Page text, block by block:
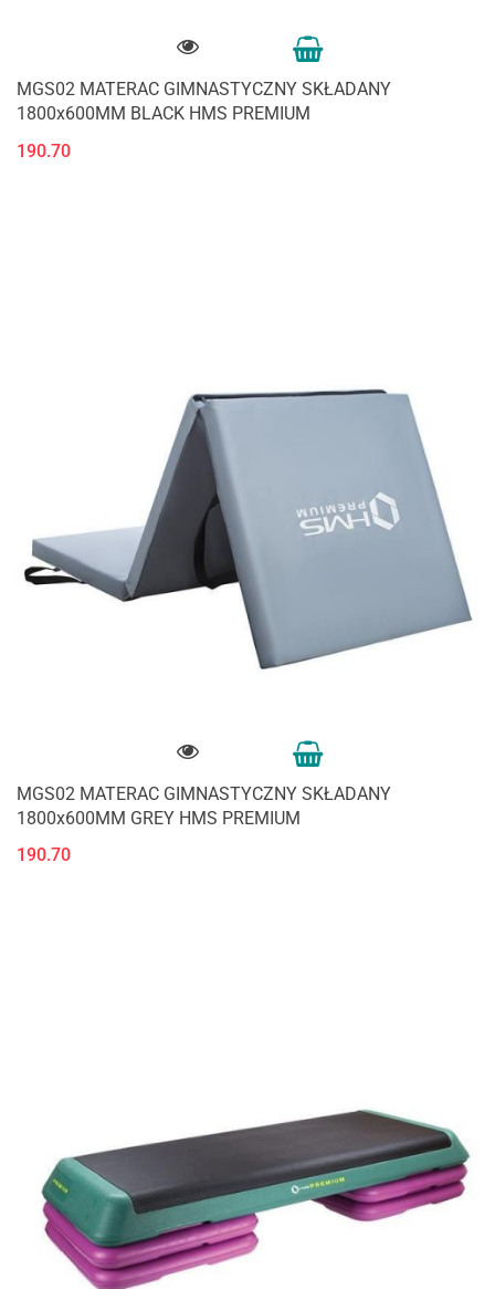
MGS02 MATERAC GIMNASTYCZNY SKŁADANY
1800x600MM BLACK HMS PREMIUM
190.70
MGS02 MATERAC GIMNASTYCZNY SKŁADANY
1800x600MM GREY HMS PREMIUM
190.70